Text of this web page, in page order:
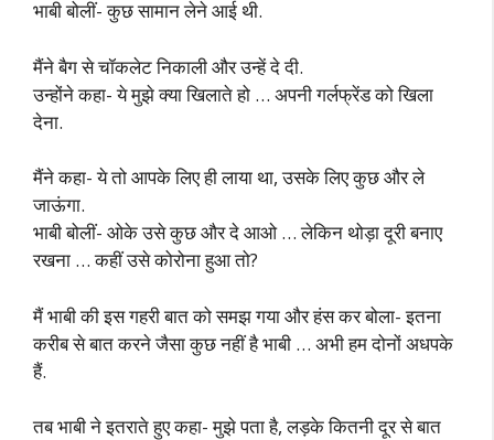
भाबी बोलीं- कुछ सामान लेने आई थी.
मैंने बैग से चॉकलेट निकाली और उन्हें दे दी.
उन्होंने कहा- ये मुझे क्या खिलाते हो … अपनी गर्लफ्रेंड को खिला
देना.
मैंने कहा- ये तो आपके लिए ही लाया था, उसके लिए कुछ और ले
जाऊंगा.
भाबी बोलीं- ओके उसे कुछ और दे आओ … लेकिन थोड़ा दूरी बनाए
रखना … कहीं उसे कोरोना हुआ तो?
मैं भाबी की इस गहरी बात को समझ गया और हंस कर बोला- इतना
करीब से बात करने जैसा कुछ नहीं है भाबी … अभी हम दोनों अधपके
हैं.
तब भाबी ने इतराते हुए कहा- मुझे पता है, लड़के कितनी दूर से बात